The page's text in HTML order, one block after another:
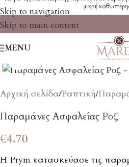
Skip to navigation
Skip to main content
μικρή
MENU
Αρχική σελίδα/Ραπτική/
Παραμάνες Ασφαλείας Ροζ
€4.70
Η Prym κατασκεύασε τις